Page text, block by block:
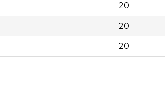
20
20
20
100 bridas B-200x3,5 blancas | 20